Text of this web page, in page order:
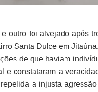
outro foi alvejado após
Santa Dulce em Jitaúna.
de que haviam
constataram a
a injusta